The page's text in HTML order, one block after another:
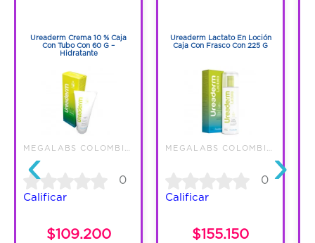
‹
Ureaderm Crema 10 % Caja
Con Tubo Con 60 G –
Hidratante
0
Calificar
$109.200
Ureaderm Lactato En Loción
Caja Con Frasco Con 225 G
0
Calificar
$155.150
›